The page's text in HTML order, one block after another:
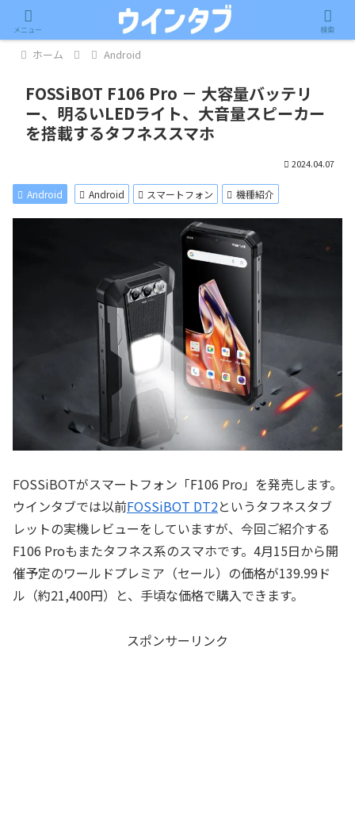
記事内に広告が含まれています。
ホーム Android
FOSSiBOT F106 Pro － 大容量バッテリ
ー、明るいLEDライト、大音量スピーカー
を搭載するタフネススマホ
2024.04.07
Android Android スマートフォン 機種紹介
FOSSiBOTがスマートフォン「F106 Pro」を発売します。
ウインタブでは以前FOSSiBOT DT2というタフネスタブ
レットの実機レビューをしていますが、今回ご紹介する
F106 Proもまたタフネス系のスマホです。4月15日から開
催予定のワールドプレミア（セール）の価格が139.99ド
ル（約21,400円）と、手頃な価格で購入できます。
スポンサーリンク
メニュー 検索